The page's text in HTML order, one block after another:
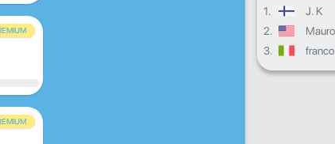
1. J. K
2.
Mauro
3.